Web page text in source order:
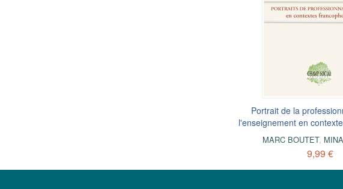
Portrait de la
l'enseignement en
MARC BOUTET,
9,99 €